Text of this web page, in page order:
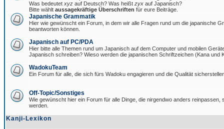
Was bedeutet xyz auf Deutsch? Was heißt zyx auf Japanisch?
Bitte wählt aussagekräftige Überschriften für eure Beiträge.
Japanische Grammatik
Hier wie gewünscht ein Forum, in dem wir alle Fragen rund um die japanische
beantworten können.
Japanisch auf PC/PDA
Hier bitte alle Themen rund um Japanisch auf dem Computer und mobilen
Japanisch schreiben? Wieso werden die japanischen Schriftzeichen (Kana und
WadokuTeam
Ein Forum für alle, die sich fürs Wadoku engagieren und die Qualität
Off-Topic/Sonstiges
Wie gewünscht hier ein Forum für alle Dinge, die nirgendwo anders reinpassen,
werden.
Kanji-Lexikon